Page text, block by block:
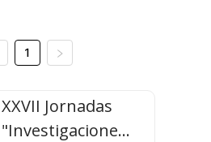
1
XXVII Jornadas
"Investigacione...